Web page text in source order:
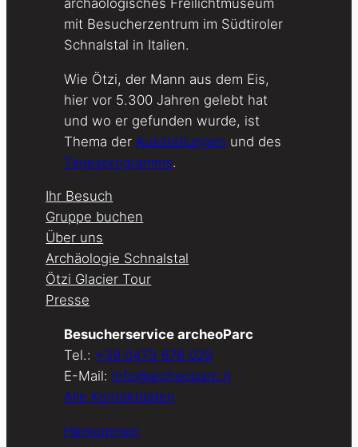
mit Besucherzentrum im Südtiroler
Schnalstal in Italien.
Wie Ötzi, der Mann aus dem Eis,
hier vor 5.300 Jahren gelebt hat
und wo er gefunden wurde, ist
Thema der Ausstellungen und des
Tagesprogramms.
Ihr Besuch
Gruppe buchen
Über uns
Archäologie Schnalstal
Ötzi Glacier Tour
Presse
Besucherservice archeoParc
Tel.: +39 0473 676 020
E-Mail: info@archeoparc.it
Alle Kontaktdaten
Herkommen